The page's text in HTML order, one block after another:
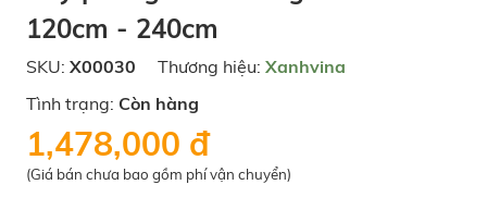
120cm - 240cm
SKU: X00030 Thương hiệu: Xanhvina
Tình trạng: Còn hàng
1,478,000 đ
(Giá bán chưa bao gồm phí vận chuyển)